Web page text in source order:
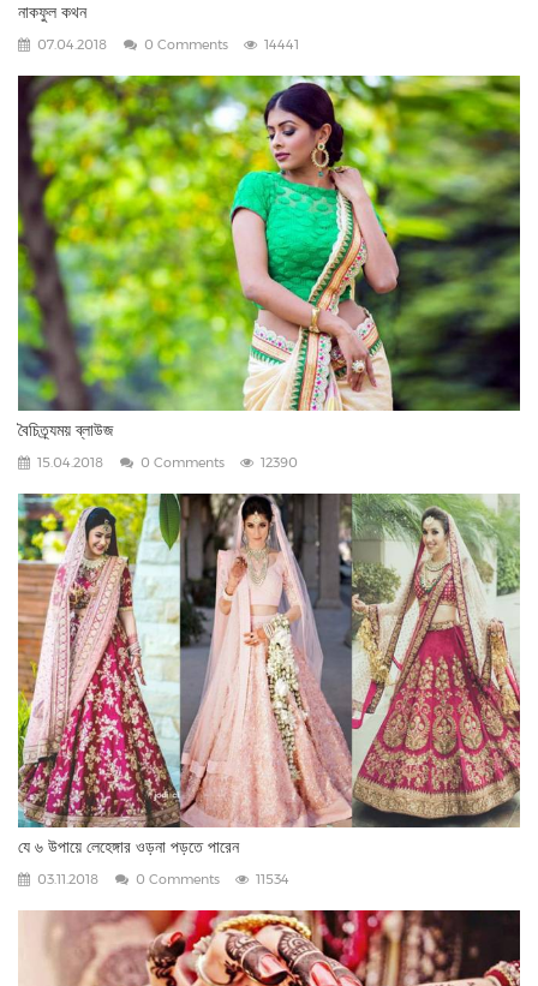
নাকফুল কথন
07.04.2018 0 Comments 14441
বৈচিত্র্যময় ব্লাউজ
15.04.2018 0 Comments 12390
যে ৬ উপায়ে লেহেঙ্গার ওড়না পড়তে পারেন
03.11.2018 0 Comments 11534